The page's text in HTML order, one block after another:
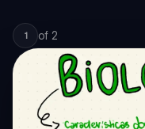
1 of 2